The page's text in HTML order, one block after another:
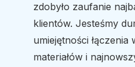
zdobyło zaufanie
klientów. Jesteśmy
umiejętności łączenia
materiałów i